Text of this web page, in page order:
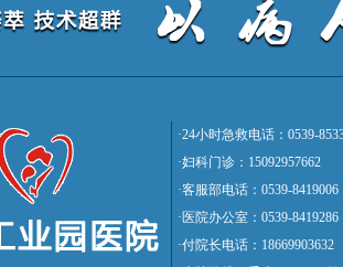
·24小时急救电话：0539-
·妇科门诊：15092957662
·客服部电话：0539-8419006
·医院办公室：0539-8419286
·付院长电话：18669903632